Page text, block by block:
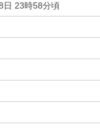
日 23時58分頃